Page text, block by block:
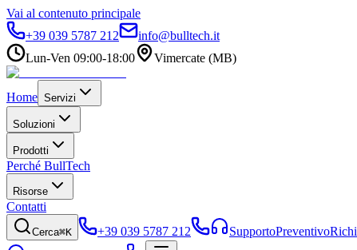
Vai al contenuto principale
+39 039 5787 212
info@bulltech.it
Lun-Ven 09:00-18:00
Vimercate (MB)
Home Servizi
Soluzioni
Prodotti
Perché BullTech
Risorse
Contatti
Cerca⌘K +39 039 5787 212 SupportoPreventivo